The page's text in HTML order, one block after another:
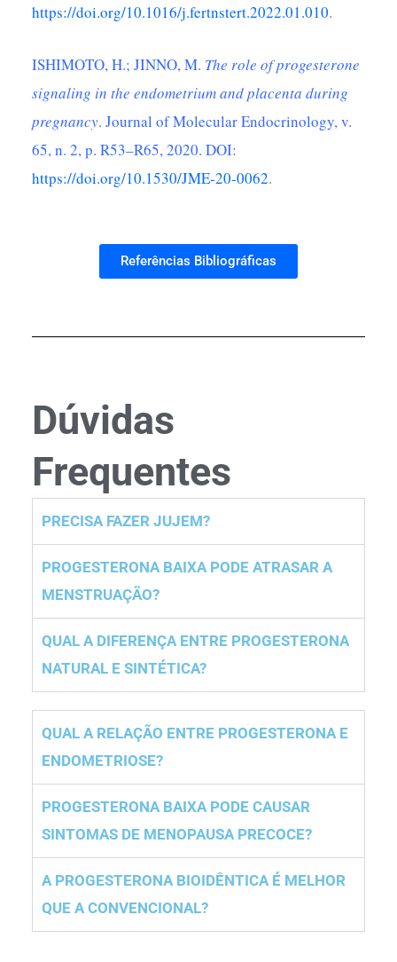
https://doi.org/10.1016/j.fertnstert.2022.01.010.
ISHIMOTO, H.; JINNO, M. The role of progesterone
signaling in the endometrium and placenta during
pregnancy. Journal of Molecular Endocrinology, v.
65, n. 2, p. R53–R65, 2020. DOI:
https://doi.org/10.1530/JME-20-0062.
Referências Bibliográficas
Dúvidas
Frequentes
PRECISA FAZER JUJEM?
PROGESTERONA BAIXA PODE ATRASAR A
MENSTRUAÇÃO?
QUAL A DIFERENÇA ENTRE PROGESTERONA
NATURAL E SINTÉTICA?
QUAL A RELAÇÃO ENTRE PROGESTERONA E
ENDOMETRIOSE?
PROGESTERONA BAIXA PODE CAUSAR
SINTOMAS DE MENOPAUSA PRECOCE?
A PROGESTERONA BIOIDÊNTICA É MELHOR
QUE A CONVENCIONAL?